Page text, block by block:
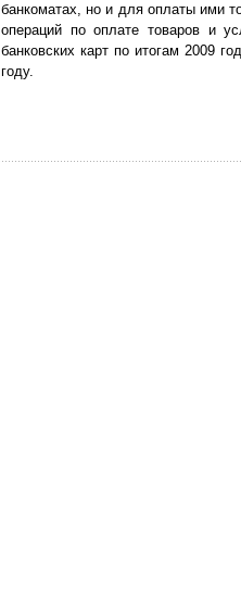
банкоматах, но и для оплаты ими
операций по оплате товаров и
банковских карт по итогам 2009
году.